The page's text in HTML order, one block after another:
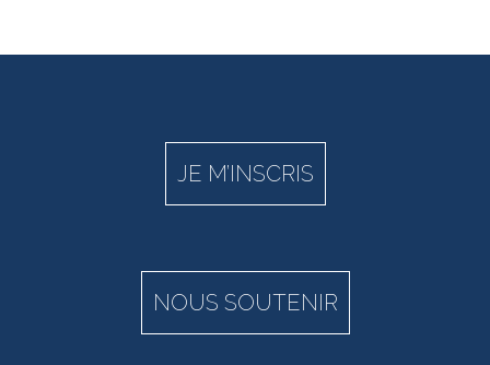
JE M’INSCRIS
NOUS SOUTENIR